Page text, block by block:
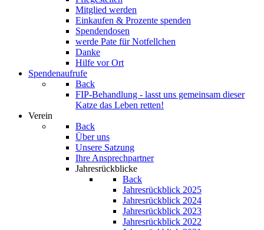
Mitglied werden
Einkaufen & Prozente spenden
Spendendosen
werde Pate für Notfellchen
Danke
Hilfe vor Ort
Spendenaufrufe
Back
FIP-Behandlung - lasst uns gemeinsam dieser
Katze das Leben retten!
Verein
Back
Über uns
Unsere Satzung
Ihre Ansprechpartner
Jahresrückblicke
Back
Jahresrückblick 2025
Jahresrückblick 2024
Jahresrückblick 2023
Jahresrückblick 2022